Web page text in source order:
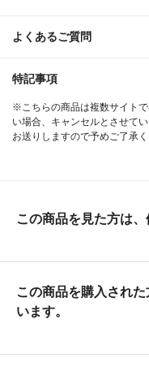
よくあるご質問
特記事項
※こちらの商品は複数サイト
い場合、キャンセルとさせて
お送りしますので予めご了承く
この商品を見た方は
この商品を購入され
います。